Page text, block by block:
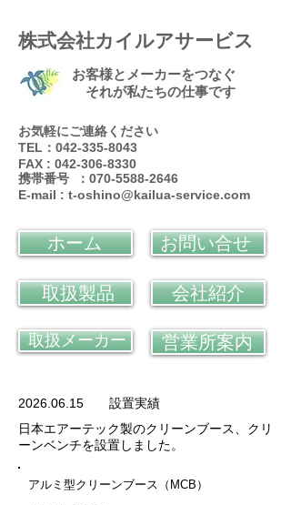
株式会社カイルアサービス
お客様とメーカーをつなぐ
それが私たちの仕事です
お気軽にご連絡ください
TEL：042-335-8043
FAX : 042-306-8330
携帯番号 ：070-5588-2646
E-mail : t-oshino@kailua-service.com
ホーム
取扱製品
取扱メーカー
お問い合せ
会社紹介
営業所案内
2026.06.15 設置実績
日本エアーテック製のクリーンブース、​クリ
ーンベンチを設置しました。
アルミ型クリーンブース（MCB）